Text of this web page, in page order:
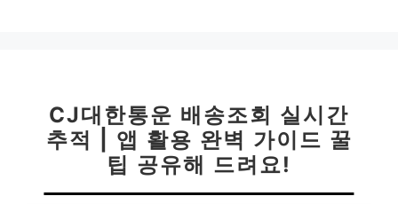
CJ대한통운 배송조회 실시간
추적 | 앱 활용 완벽 가이드 꿀
팁 공유해 드려요!